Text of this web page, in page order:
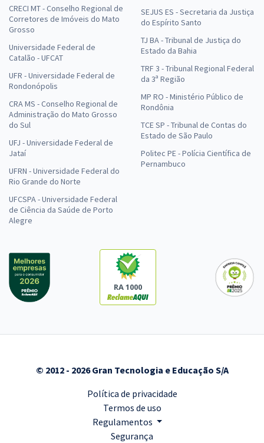
CRECI MT - Conselho Regional de
Corretores de Imóveis do Mato
Grosso
Universidade Federal de
Catalão - UFCAT
UFR - Universidade Federal de
Rondonópolis
CRA MS - Conselho Regional de
Administração do Mato Grosso
do Sul
UFJ - Universidade Federal de
Jataí
UFRN - Universidade Federal do
Rio Grande do Norte
UFCSPA - Universidade Federal
de Ciência da Saúde de Porto
Alegre
SEJUS ES - Secretaria da Justiça
do Espírito Santo
TJ BA - Tribunal de Justiça do
Estado da Bahia
TRF 3 - Tribunal Regional Federal
da 3ª Região
MP RO - Ministério Público de
Rondônia
TCE SP - Tribunal de Contas do
Estado de São Paulo
Politec PE - Polícia Científica de
Pernambuco
RA 1000
© 2012 - 2026 Gran Tecnologia e Educação S/A
Política de privacidade
Termos de uso
Regulamentos
Segurança